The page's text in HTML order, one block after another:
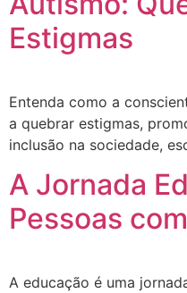
Estigmas
Entenda como a
a quebrar estigmas,
inclusão na sociedade,
A Jornada
Pessoas
A educação é uma